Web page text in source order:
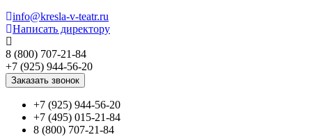
info@kresla-v-teatr.ru
Написать директору
8 (800) 707-21-84
+7 (925) 944-56-20
Заказать звонок
+7 (925) 944-56-20
+7 (495) 015-21-84
8 (800) 707-21-84